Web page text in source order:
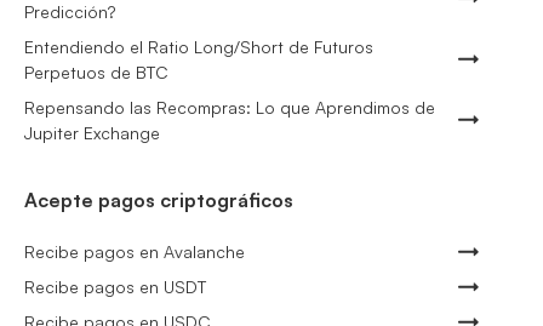
Predicción?
Entendiendo el Ratio Long/Short de Futuros
Perpetuos de BTC
Repensando las Recompras: Lo que Aprendimos de
Jupiter Exchange
Acepte pagos criptográficos
Recibe pagos en Avalanche
Recibe pagos en USDT